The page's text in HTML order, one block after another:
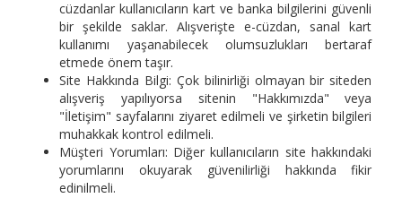
cüzdanlar kullanıcıların kart ve banka bilgilerini güvenli
bir şekilde saklar. Alışverişte e-cüzdan, sanal kart
kullanımı yaşanabilecek olumsuzlukları bertaraf
etmede önem taşır.
Site Hakkında Bilgi: Çok bilinirliği olmayan bir siteden
alışveriş yapılıyorsa sitenin "Hakkımızda" veya
"İletişim" sayfalarını ziyaret edilmeli ve şirketin bilgileri
muhakkak kontrol edilmeli.
Müşteri Yorumları: Diğer kullanıcıların site hakkındaki
yorumlarını okuyarak güvenilirliği hakkında fikir
edinilmeli.